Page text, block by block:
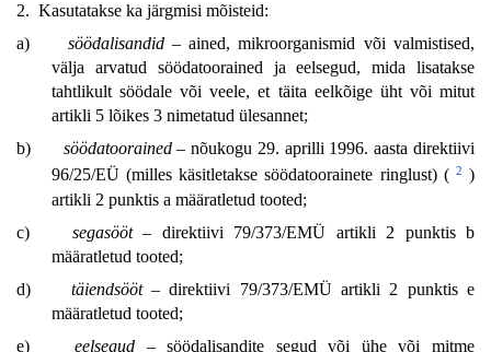
2. Kasutatakse ka järgmisi mõisteid:
a)
söödalisandid– ained, mikroorganismid või valmistised,
välja arvatud söödatoorained ja eelsegud, mida lisatakse
tahtlikult söödale või veele, et täita eelkõige üht või mitut
artikli 5 lõikes 3 nimetatud ülesannet;
b)
söödatoorained– nõukogu 29. aprilli 1996. aasta direktiivi
96/25/EÜ (milles käsitletakse söödatoorainete ringlust) ( 2 )
artikli 2 punktis a määratletud tooted;
c)
segasööt– direktiivi 79/373/EMÜ artikli 2 punktis b
määratletud tooted;
d)
täiendsööt– direktiivi 79/373/EMÜ artikli 2 punktis e
määratletud tooted;
e)
eelsegud – söödalisandite segud või ühe või mitme